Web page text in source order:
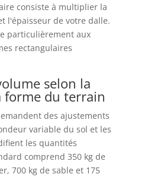
consiste à multiplier la
l'épaisseur de votre dalle.
particulièrement aux
rectangulaires
selon la
du terrain
des ajustements
variable du sol et les
les quantités
comprend 350 kg de
700 kg de sable et 175